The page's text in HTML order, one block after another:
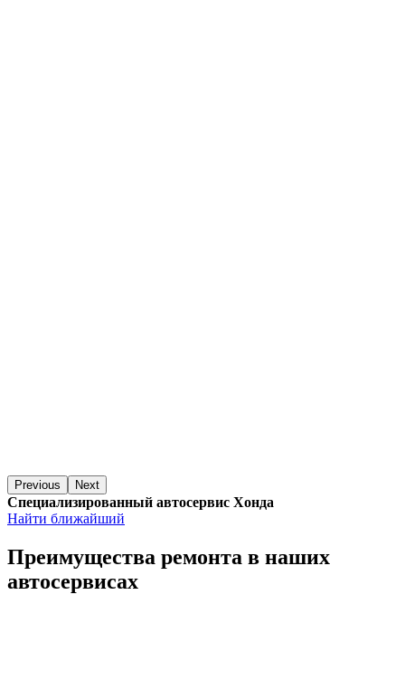
Previous Next
Специализированный автосервис Хонда
Найти ближайший
Преимущества ремонта в наших
автосервисах